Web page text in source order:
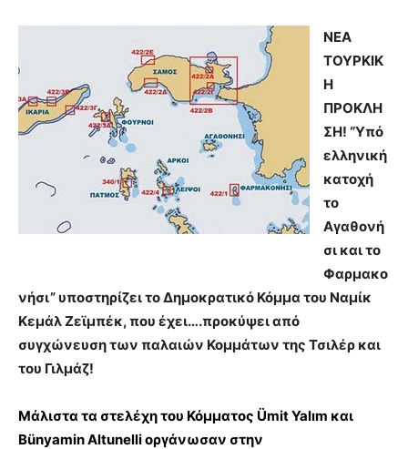
ΝΕΑ
ΤΟΥΡΚΙΚ
Η
ΠΡΟΚΛΗ
ΣΗ! “Υπό
ελληνική
κατοχή
το
Αγαθονή
σι και το
Φαρμακο
νήσι” υποστηρίζει το Δημοκρατικό Κόμμα του Ναμίκ
Κεμάλ Ζεϊμπέκ, που έχει….προκύψει από
συγχώνευση των παλαιών Κομμάτων της Τσιλέρ και
του Γιλμάζ!
Μάλιστα τα στελέχη του Κόμματος Ümit Yalım και
Bünyamin Altunelli οργάνωσαν στην